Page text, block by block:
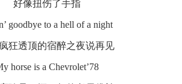
好像扭伤了手指
goodbye to a hell of a night
狂透顶的宿醉之夜说再见
horse is a Chevrolet’78